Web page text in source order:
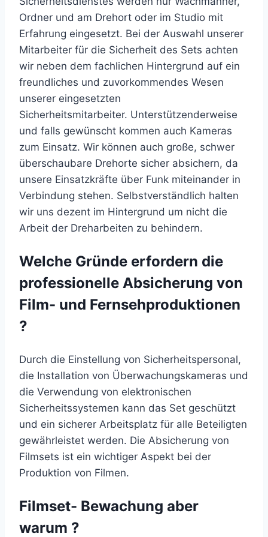
Ordner und am Drehort oder im Studio mit
Erfahrung eingesetzt. Bei der Auswahl unserer
Mitarbeiter für die Sicherheit des Sets achten
wir neben dem fachlichen Hintergrund auf ein
freundliches und zuvorkommendes Wesen
unserer eingesetzten
Sicherheitsmitarbeiter. Unterstützenderweise
und falls gewünscht kommen auch Kameras
zum Einsatz. Wir können auch große, schwer
überschaubare Drehorte sicher absichern, da
unsere Einsatzkräfte über Funk miteinander in
Verbindung stehen. Selbstverständlich halten
wir uns dezent im Hintergrund um nicht die
Arbeit der Dreharbeiten zu behindern.
Welche Gründe erfordern die
professionelle Absicherung von
Film- und Fernsehproduktionen
?
Durch die Einstellung von Sicherheitspersonal,
die Installation von Überwachungskameras und
die Verwendung von elektronischen
Sicherheitssystemen kann das Set geschützt
und ein sicherer Arbeitsplatz für alle Beteiligten
gewährleistet werden. Die Absicherung von
Filmsets ist ein wichtiger Aspekt bei der
Produktion von Filmen.
Filmset- Bewachung aber
warum ?